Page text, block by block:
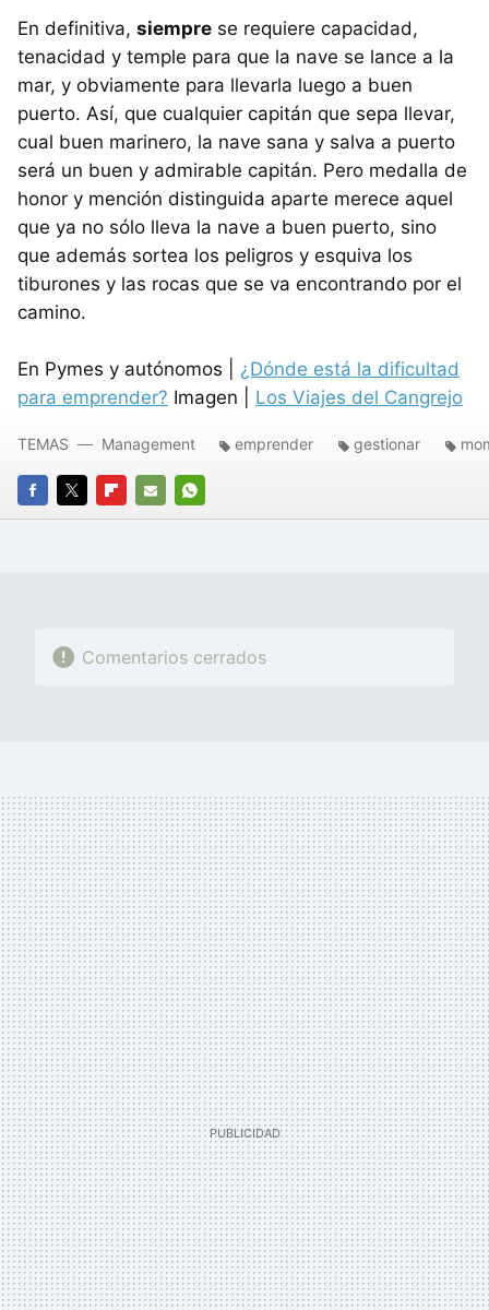
En definitiva, siempre se requiere capacidad,
tenacidad y temple para que la nave se lance a la
mar, y obviamente para llevarla luego a buen
puerto. Así, que cualquier capitán que sepa llevar,
cual buen marinero, la nave sana y salva a puerto
será un buen y admirable capitán. Pero medalla de
honor y mención distinguida aparte merece aquel
que ya no sólo lleva la nave a buen puerto, sino
que además sortea los peligros y esquiva los
tiburones y las rocas que se va encontrando por el
camino.
En Pymes y autónomos | ¿Dónde está la dificultad
para emprender? Imagen | Los Viajes del Cangrejo
FACEBOOK
TWITTERFLIPBOARD
E-
WHATSAPP
TEMAS Management emprender gestionar
Comentarios cerrados